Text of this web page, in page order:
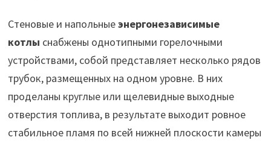
Стеновые и напольныеэнергонезависимые
котлы снабжены однотипными горелочными
устройствами, собой представляет несколько рядов
трубок, размещенных на одном уровне. В них
проделаны круглые или щелевидные выходные
отверстия топлива, в результате выходит ровное
стабильное пламя по всей нижней плоскости камеры